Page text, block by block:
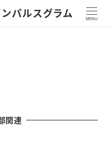
パルスグラム MENU
関連